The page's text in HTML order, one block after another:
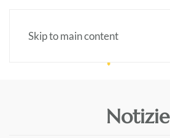
Skip to main content
Notizie